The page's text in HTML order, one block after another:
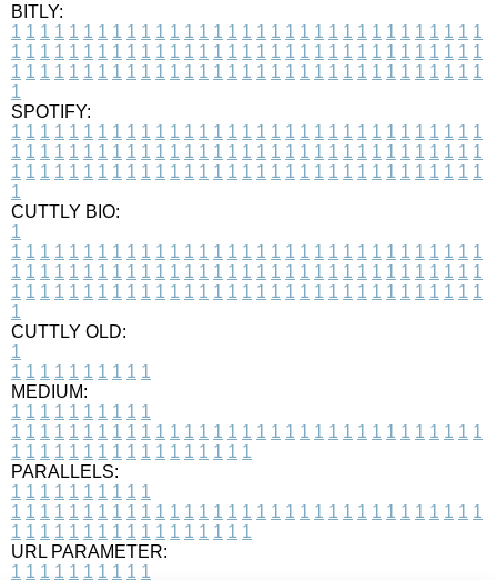
BITLY:
1 1 1 1 1 1 1 1 1 1 1 1 1 1 1 1 1 1 1 1 1 1 1 1 1 1 1 1 1 1 1 1 1
1 1 1 1 1 1 1 1 1 1 1 1 1 1 1 1 1 1 1 1 1 1 1 1 1 1 1 1 1 1 1 1 1
1 1 1 1 1 1 1 1 1 1 1 1 1 1 1 1 1 1 1 1 1 1 1 1 1 1 1 1 1 1 1 1 1
1
SPOTIFY:
1 1 1 1 1 1 1 1 1 1 1 1 1 1 1 1 1 1 1 1 1 1 1 1 1 1 1 1 1 1 1 1 1
1 1 1 1 1 1 1 1 1 1 1 1 1 1 1 1 1 1 1 1 1 1 1 1 1 1 1 1 1 1 1 1 1
1 1 1 1 1 1 1 1 1 1 1 1 1 1 1 1 1 1 1 1 1 1 1 1 1 1 1 1 1 1 1 1 1
1
CUTTLY BIO:
1
1 1 1 1 1 1 1 1 1 1 1 1 1 1 1 1 1 1 1 1 1 1 1 1 1 1 1 1 1 1 1 1 1
1 1 1 1 1 1 1 1 1 1 1 1 1 1 1 1 1 1 1 1 1 1 1 1 1 1 1 1 1 1 1 1 1
1 1 1 1 1 1 1 1 1 1 1 1 1 1 1 1 1 1 1 1 1 1 1 1 1 1 1 1 1 1 1 1 1
1
CUTTLY OLD:
1
1 1 1 1 1 1 1 1 1 1
MEDIUM:
1 1 1 1 1 1 1 1 1 1
1 1 1 1 1 1 1 1 1 1 1 1 1 1 1 1 1 1 1 1 1 1 1 1 1 1 1 1 1 1 1 1 1
1 1 1 1 1 1 1 1 1 1 1 1 1 1 1 1 1
PARALLELS:
1 1 1 1 1 1 1 1 1 1
1 1 1 1 1 1 1 1 1 1 1 1 1 1 1 1 1 1 1 1 1 1 1 1 1 1 1 1 1 1 1 1 1
1 1 1 1 1 1 1 1 1 1 1 1 1 1 1 1 1
URL PARAMETER:
1 1 1 1 1 1 1 1 1 1